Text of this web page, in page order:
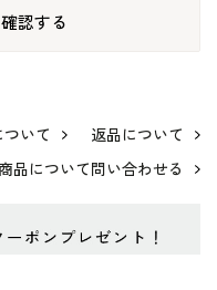
認する
いて
返品について
品について問い合わせる